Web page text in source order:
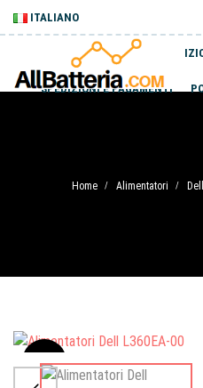
ITALIANO
SPEDIZIONI E PAGAMENTI
Home / Alimentatori / Dell
Sale